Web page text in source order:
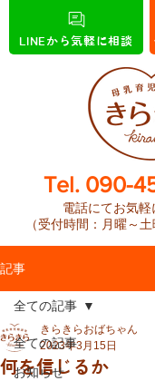
LINEから気軽に相談
​Tel. 090-
電話にてお気軽
（受付時間：月曜～
記事
全ての記事
お知らせ
全ての記事
何を信じるか
きらきらおばちゃん
2023年3月15日